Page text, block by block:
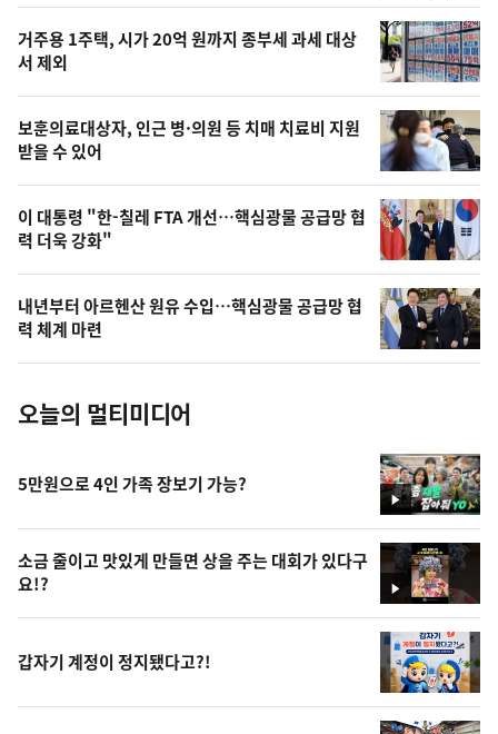
오
늘
의
영
상
오
늘
의
사
진
거주용 1주택, 시가 20억 원까지 종부세 과세 대상
서 제외
보훈의료대상자, 인근 병·의원 등 치매 치료비 지원
받을 수 있어
이 대통령 "한-칠레 FTA 개선…핵심광물 공급망 협
력 더욱 강화"
내년부터 아르헨산 원유 수입…핵심광물 공급망 협
력 체계 마련
오늘의 멀티미디어
영
상
5만원으로 4인 가족 장보기 가능?
영
상
소금 줄이고 맛있게 만들면 상을 주는 대회가 있다구
요!?
갑자기 계정이 정지됐다고?!